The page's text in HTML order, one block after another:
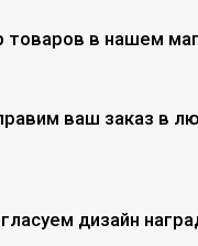
в нашем
ваш заказ в
дизайн